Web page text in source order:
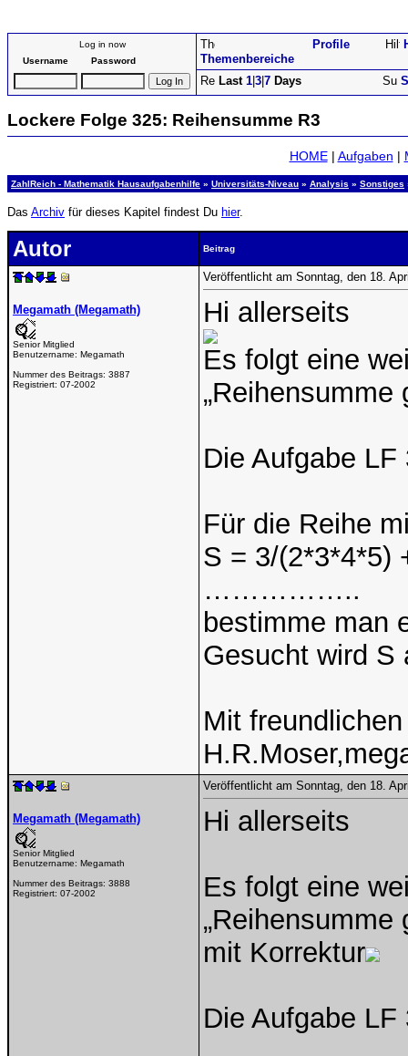
Log in now
Username
Password Themenbereiche
Profile
Last 1 3 7 Days
Lockere Folge 325: Reihensumme R3
HOME| Aufgaben |
ZahlReich - Mathematik Hausaufgabenhilfe » Universitäts-Niveau » Analysis » Sonstiges
Das Archiv für dieses Kapitel findest Du hier.
Autor Beitrag
Megamath (Megamath)
Senior Mitglied
Benutzername: Megamath
Nummer des Beitrags: 3887
Registriert: 07-2002
Veröffentlicht am Sonntag, den 18.
Hi allerseits
Es folgt eine
„Reihensumme
Die Aufgabe
Für die Reihe
S = 3/(2*3*4*5)
……………..
bestimme man
Gesucht wird S
Mit
Megamath (Megamath)
Senior Mitglied
Benutzername: Megamath
Nummer des Beitrags: 3888
Registriert: 07-2002
Veröffentlicht am Sonntag, den 18.
Hi allerseits
Es folgt eine
„Reihensumme
mit Korrektur
Die Aufgabe